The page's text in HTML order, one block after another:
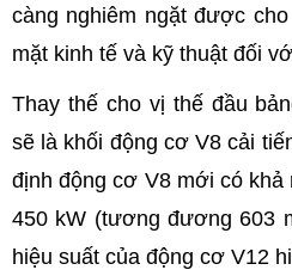
càng nghiêm ngặt được
mặt kinh tế và kỹ thuật đối
Thay thế cho vị thế đầu
sẽ là khối động cơ V8 cải
định động cơ V8 mới có khả
450 kW (tương đương 603
hiệu suất của động cơ V12